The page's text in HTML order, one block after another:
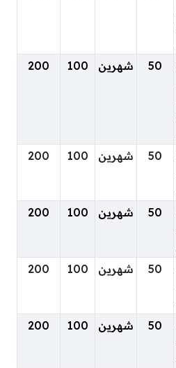
50 شهرين 100
200
50 شهرين 100
200
50 شهرين 100
200
50 شهرين 100
200
50 شهرين 100
200